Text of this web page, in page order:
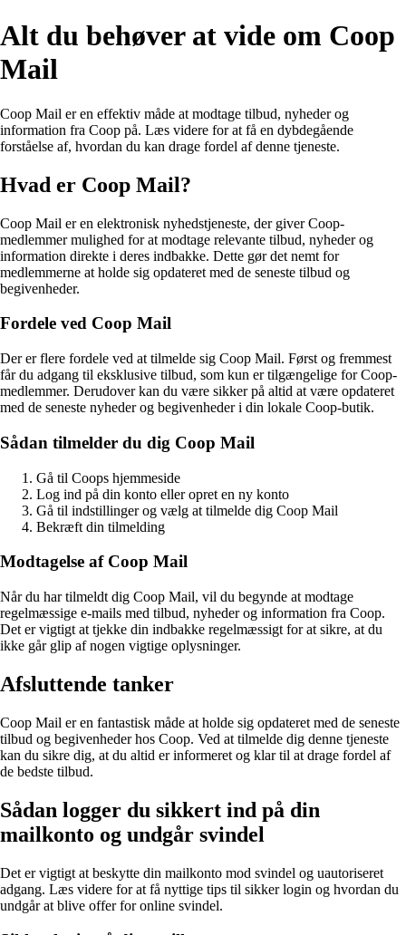
Alt du behøver at vide om Coop
Mail
Coop Mail er en effektiv måde at modtage tilbud, nyheder og
information fra Coop på. Læs videre for at få en dybdegående
forståelse af, hvordan du kan drage fordel af denne tjeneste.
Hvad er Coop Mail?
Coop Mail er en elektronisk nyhedstjeneste, der giver Coop-
medlemmer mulighed for at modtage relevante tilbud, nyheder og
information direkte i deres indbakke. Dette gør det nemt for
medlemmerne at holde sig opdateret med de seneste tilbud og
begivenheder.
Fordele ved Coop Mail
Der er flere fordele ved at tilmelde sig Coop Mail. Først og fremmest
får du adgang til eksklusive tilbud, som kun er tilgængelige for Coop-
medlemmer. Derudover kan du være sikker på altid at være opdateret
med de seneste nyheder og begivenheder i din lokale Coop-butik.
Sådan tilmelder du dig Coop Mail
Gå til Coops hjemmeside
Log ind på din konto eller opret en ny konto
Gå til indstillinger og vælg at tilmelde dig Coop Mail
Bekræft din tilmelding
Modtagelse af Coop Mail
Når du har tilmeldt dig Coop Mail, vil du begynde at modtage
regelmæssige e-mails med tilbud, nyheder og information fra Coop.
Det er vigtigt at tjekke din indbakke regelmæssigt for at sikre, at du
ikke går glip af nogen vigtige oplysninger.
Afsluttende tanker
Coop Mail er en fantastisk måde at holde sig opdateret med de seneste
tilbud og begivenheder hos Coop. Ved at tilmelde dig denne tjeneste
kan du sikre dig, at du altid er informeret og klar til at drage fordel af
de bedste tilbud.
Sådan logger du sikkert ind på din
mailkonto og undgår svindel
Det er vigtigt at beskytte din mailkonto mod svindel og uautoriseret
adgang. Læs videre for at få nyttige tips til sikker login og hvordan du
undgår at blive offer for online svindel.